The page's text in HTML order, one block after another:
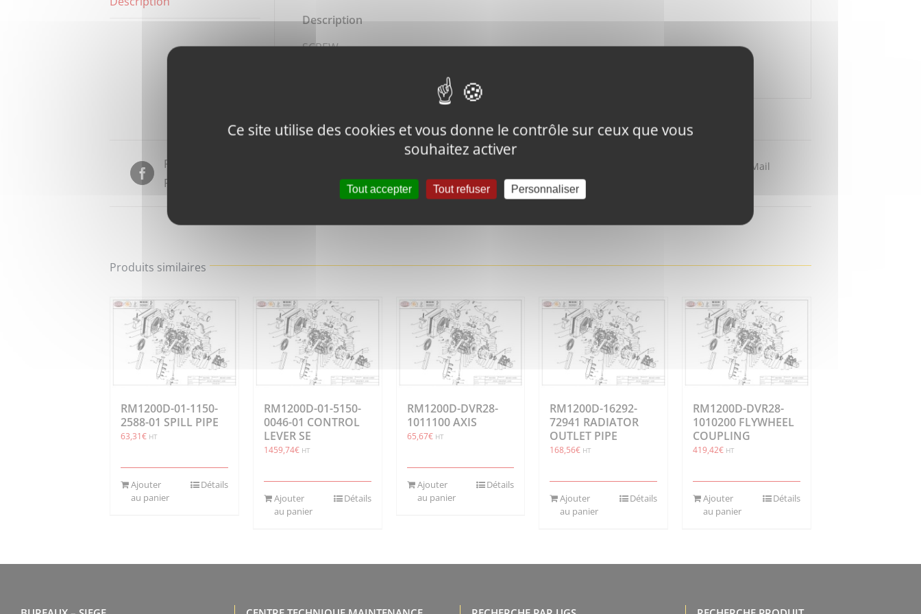
Description
SCREW
Partager sur
Facebook
produit
produit
Partager par Mail
Produits similaires
RM1200D-01-1150-
2588-01 SPILL PIPE
63,31€ HT
Ajouter
au panier
Détails
RM1200D-01-5150-
0046-01 CONTROL
LEVER SE
1459,74€ HT
Ajouter
au panier
Détails
RM1200D-DVR28-
1011100 AXIS
65,67€ HT
Ajouter
au panier
Détails
RM1200D-16292-
72941 RADIATOR
OUTLET PIPE
168,56€ HT
Ajouter
au panier
Détails
RM1200D-DVR28-
1010200 FLYWHEEL
COUPLING
419,42€ HT
Ajouter
au panier
Détails
Ce site utilise des cookies et vous donne le contrôle sur ceux que vous
souhaitez activer
Tout accepter Tout refuser Personnaliser